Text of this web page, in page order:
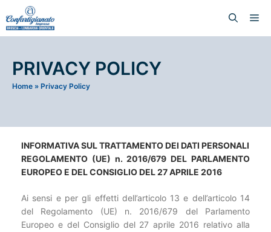
PRIVACY POLICY
Home » Privacy Policy
INFORMATIVA SUL TRATTAMENTO DEI DATI PERSONALI
REGOLAMENTO (UE) n. 2016/679 DEL PARLAMENTO
EUROPEO E DEL CONSIGLIO DEL 27 APRILE 2016
Ai sensi e per gli effetti dell’articolo 13 e dell’articolo 14
del Regolamento (UE) n. 2016/679 del Parlamento
Europeo e del Consiglio del 27 aprile 2016 relativo alla